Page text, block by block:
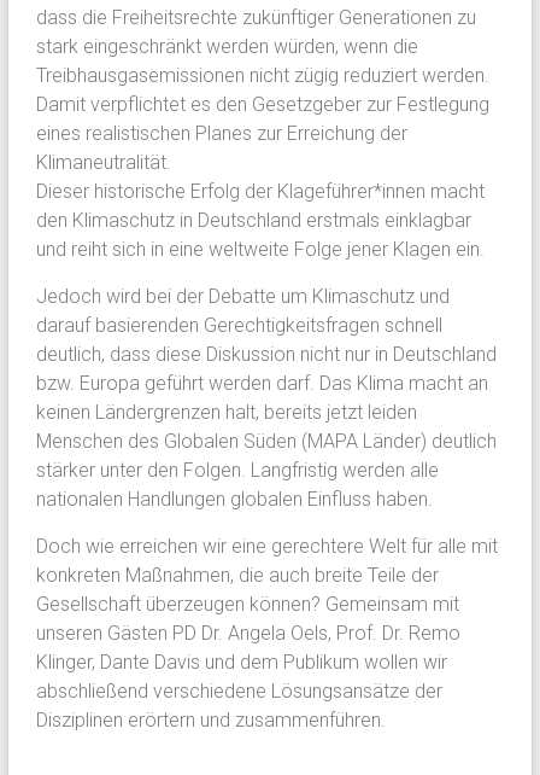
dass die Freiheitsrechte zukünftiger Generationen zu
stark eingeschränkt werden würden, wenn die
Treibhausgasemissionen nicht zügig reduziert werden.
Damit verpflichtet es den Gesetzgeber zur Festlegung
eines realistischen Planes zur Erreichung der
Klimaneutralität.
Dieser historische Erfolg der Klageführer*innen macht
den Klimaschutz in Deutschland erstmals einklagbar
und reiht sich in eine weltweite Folge jener Klagen ein.
Jedoch wird bei der Debatte um Klimaschutz und
darauf basierenden Gerechtigkeitsfragen schnell
deutlich, dass diese Diskussion nicht nur in Deutschland
bzw. Europa geführt werden darf. Das Klima macht an
keinen Ländergrenzen halt, bereits jetzt leiden
Menschen des Globalen Süden (MAPA Länder) deutlich
stärker unter den Folgen. Langfristig werden alle
nationalen Handlungen globalen Einfluss haben.
Doch wie erreichen wir eine gerechtere Welt für alle mit
konkreten Maßnahmen, die auch breite Teile der
Gesellschaft überzeugen können? Gemeinsam mit
unseren Gästen PD Dr. Angela Oels, Prof. Dr. Remo
Klinger, Dante Davis und dem Publikum wollen wir
abschließend verschiedene Lösungsansätze der
Disziplinen erörtern und zusammenführen.